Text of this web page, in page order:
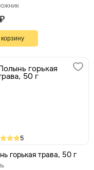
корзину
5
горькая трава, 50 г